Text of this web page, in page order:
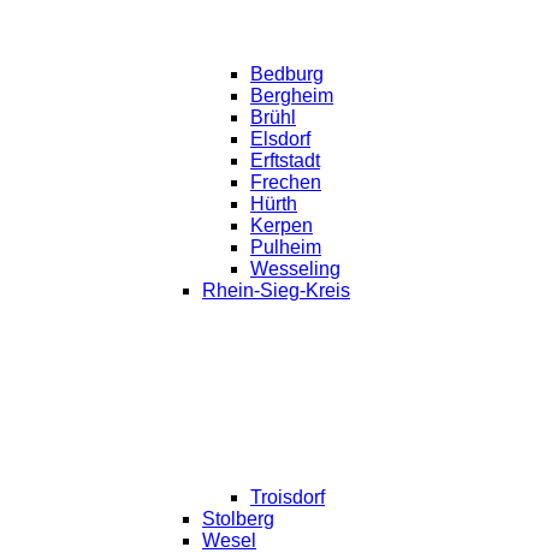
Bedburg
Bergheim
Brühl
Elsdorf
Erftstadt
Frechen
Hürth
Kerpen
Pulheim
Wesseling
Rhein-Sieg-Kreis
Troisdorf
Stolberg
Wesel